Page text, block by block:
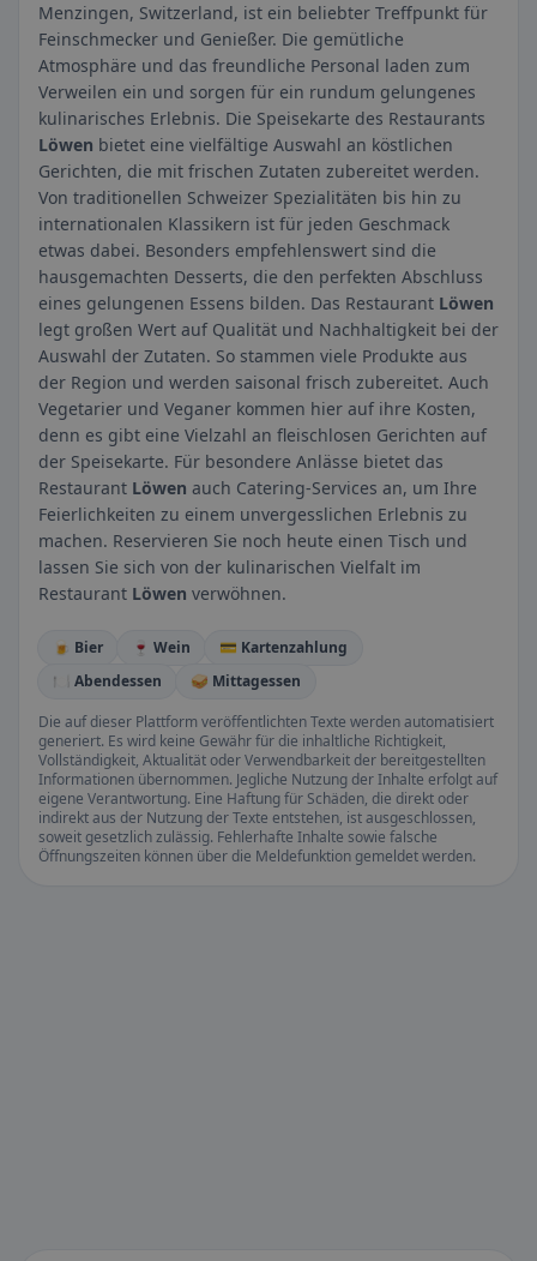
Menzingen, Switzerland, ist ein beliebter Treffpunkt für
Feinschmecker und Genießer. Die gemütliche
Atmosphäre und das freundliche Personal laden zum
Verweilen ein und sorgen für ein rundum gelungenes
kulinarisches Erlebnis. Die Speisekarte des Restaurants
Löwen bietet eine vielfältige Auswahl an köstlichen
Gerichten, die mit frischen Zutaten zubereitet werden.
Von traditionellen Schweizer Spezialitäten bis hin zu
internationalen Klassikern ist für jeden Geschmack
etwas dabei. Besonders empfehlenswert sind die
hausgemachten Desserts, die den perfekten Abschluss
eines gelungenen Essens bilden. Das Restaurant Löwen
legt großen Wert auf Qualität und Nachhaltigkeit bei der
Auswahl der Zutaten. So stammen viele Produkte aus
der Region und werden saisonal frisch zubereitet. Auch
Vegetarier und Veganer kommen hier auf ihre Kosten,
denn es gibt eine Vielzahl an fleischlosen Gerichten auf
der Speisekarte. Für besondere Anlässe bietet das
Restaurant Löwen auch Catering-Services an, um Ihre
Feierlichkeiten zu einem unvergesslichen Erlebnis zu
machen. Reservieren Sie noch heute einen Tisch und
lassen Sie sich von der kulinarischen Vielfalt im
Restaurant Löwen verwöhnen.
🍺 Bier 🍷 Wein
💳 Kartenzahlung
🍽️ Abendessen
🥪 Mittagessen
Die auf dieser Plattform veröffentlichten Texte werden automatisiert
generiert. Es wird keine Gewähr für die inhaltliche Richtigkeit,
Vollständigkeit, Aktualität oder Verwendbarkeit der bereitgestellten
Informationen übernommen. Jegliche Nutzung der Inhalte erfolgt auf
eigene Verantwortung. Eine Haftung für Schäden, die direkt oder
indirekt aus der Nutzung der Texte entstehen, ist ausgeschlossen,
soweit gesetzlich zulässig. Fehlerhafte Inhalte sowie falsche
Öffnungszeiten können über die Meldefunktion gemeldet werden.